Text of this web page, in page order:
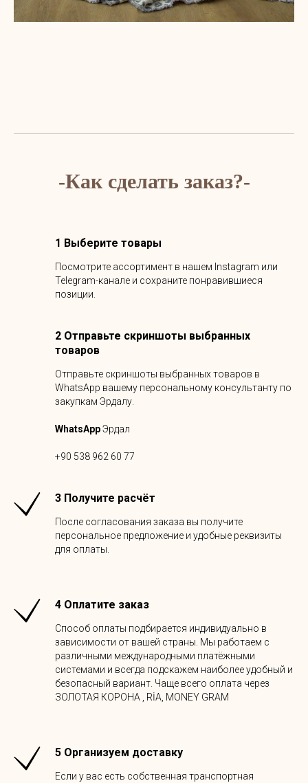
-Как сделать заказ?-
1 Выберите товары
Посмотрите ассортимент в нашем Instagram или
Telegram-канале и сохраните понравившиеся
позиции.
2 Отправьте скриншоты выбранных
товаров
Отправьте скриншоты выбранных товаров в
WhatsApp вашему персональному консультанту по
закупкам Эрдалу.
WhatsAppЭрдал
+90 538 962 60 77
3 Получите расчёт
После согласования заказа вы получите
персональное предложение и удобные реквизиты
для оплаты.
4 Оплатите заказ
Способ оплаты подбирается индивидуально в
зависимости от вашей страны. Мы работаем с
различными международными платёжными
системами и всегда подскажем наиболее удобный и
безопасный вариант. Чаще всего оплата через
ЗОЛОТАЯ КОРОНА , RİA, MONEY GRAM
5 Организуем доставку
Если у вас есть собственная транспортная